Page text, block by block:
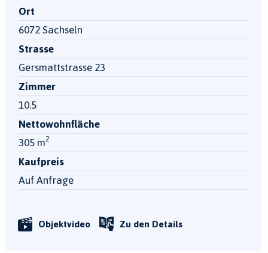
Ort
6072 Sachseln
Strasse
Gersmattstrasse 23
Zimmer
10.5
Nettowohnfläche
305 m2
Kaufpreis
Auf Anfrage
Objektvideo Zu den Details